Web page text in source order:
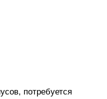
потребуется